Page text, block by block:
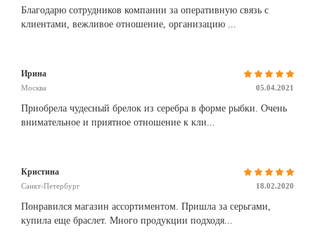
Благодарю сотрудников компании за оперативную связь с
клиентами, вежливое отношение, организацию ...
Ирина
Москва 05.04.2021
Приобрела чудесный брелок из серебра в форме рыбки. Очень
внимательное и приятное отношение к кли...
Кристина
Санкт-Петербург 18.02.2020
Понравился магазин ассортиментом. Пришла за серьгами,
купила еще браслет. Много продукции подходя...